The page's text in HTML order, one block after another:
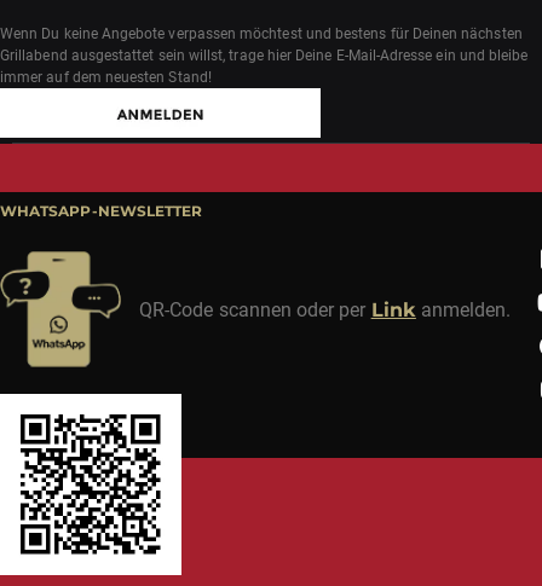
Wenn Du keine Angebote verpassen möchtest und bestens für Deinen nächsten
Grillabend ausgestattet sein willst, trage hier Deine E-Mail-Adresse ein und bleibe
immer auf dem neuesten Stand!
WHATSAPP-NEWSLETTER
QR-Code scannen oder per Linkanmelden.